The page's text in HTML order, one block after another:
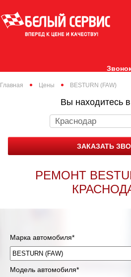
Главная Цены BESTURN (FAW)
Вы находитесь
Краснодар
ЗАКАЗАТЬ
РЕМОНТ
Марка автомобиля*
Модель автомобиля*